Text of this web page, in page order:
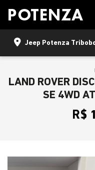
Jeep Potenza
LAND ROVER
SE 4WD
R$